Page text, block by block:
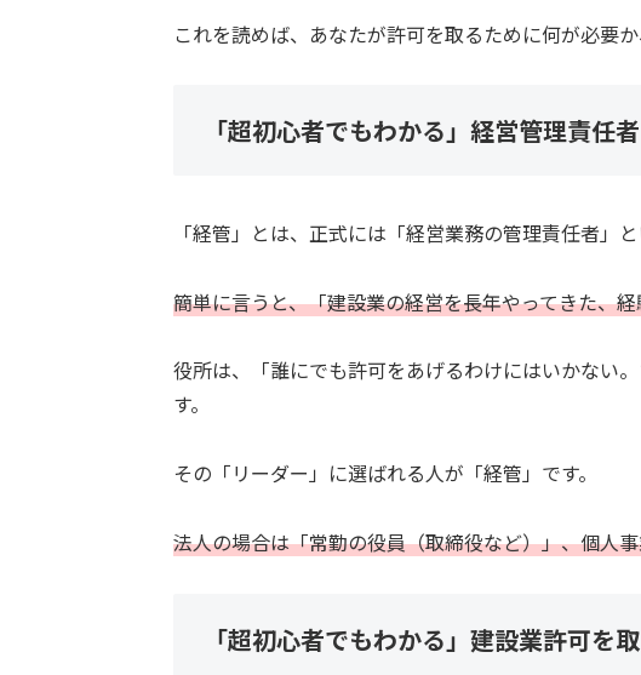
これを読めば、あなたが許可を取るために何が必要
「超初心者でもわかる」経営管理責任
「経管」とは、正式には「経営業務の管理責任者」と
簡単に言うと、「建設業の経営を長年やってきた、
役所は、「誰にでも許可をあげるわけにはいかない
す。
その「リーダー」に選ばれる人が「経管」です。
法人の場合は「常勤の役員（取締役など）」、個人
「超初心者でもわかる」建設業許可を